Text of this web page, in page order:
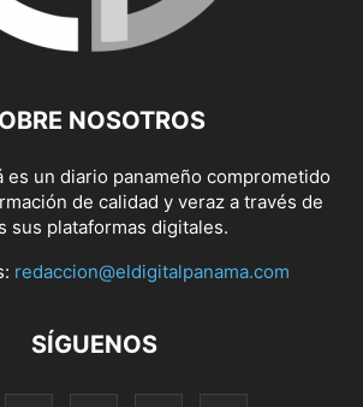
NOSOTROS
es un diario panameño comprometido
de calidad y veraz a través de
sus plataformas digitales.
redaccion@eldigitalpanama.com
SÍGUENOS